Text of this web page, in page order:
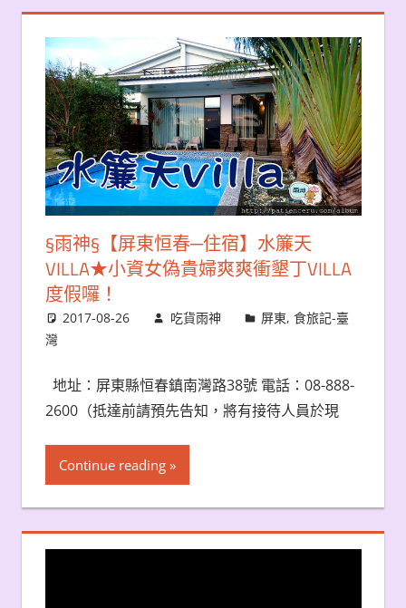
§雨神§【屏東恒春─住宿】水簾天
VILLA★小資女偽貴婦爽爽衝墾丁VILLA
度假囉！
2017-08-26 吃貨雨神 屏東,食旅記-臺
灣
地址：屏東縣恒春鎮南灣路38號 電話：08-888-
2600（抵達前請預先告知，將有接待人員於現
Continue reading